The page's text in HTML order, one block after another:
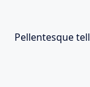
Pellentesque tell